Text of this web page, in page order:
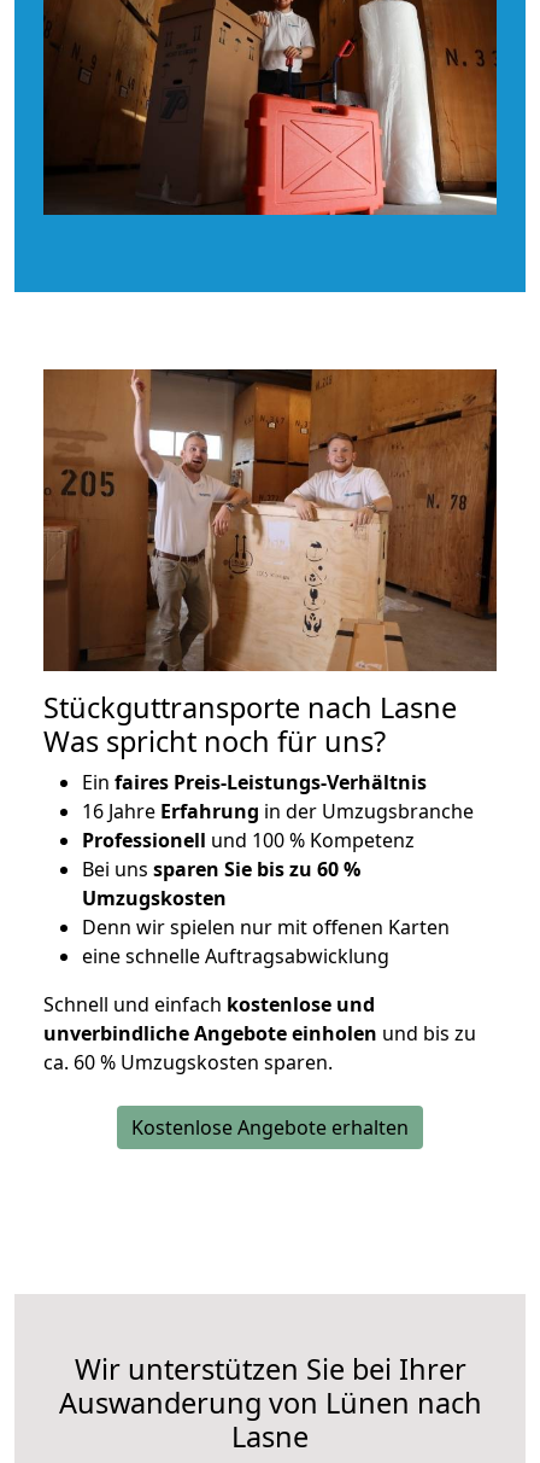
Stückguttransporte nach Lasne
Was spricht noch für uns?
Ein faires Preis-Leistungs-Verhältnis
16 Jahre Erfahrung in der Umzugsbranche
Professionell und 100 % Kompetenz
Bei uns sparen Sie bis zu 60 %
Umzugskosten
Denn wir spielen nur mit offenen Karten
eine schnelle Auftragsabwicklung
Schnell und einfach kostenlose und
unverbindliche Angebote einholen und bis zu
ca. 60 % Umzugskosten sparen.
Kostenlose Angebote erhalten
Wir unterstützen Sie bei Ihrer
Auswanderung von Lünen nach
Lasne